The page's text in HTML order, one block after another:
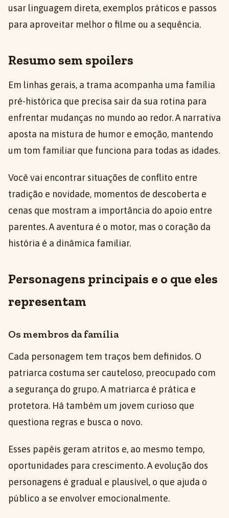
usar linguagem direta, exemplos práticos e passos
para aproveitar melhor o filme ou a sequência.
Resumo sem spoilers
Em linhas gerais, a trama acompanha uma família
pré-histórica que precisa sair da sua rotina para
enfrentar mudanças no mundo ao redor. A narrativa
aposta na mistura de humor e emoção, mantendo
um tom familiar que funciona para todas as idades.
Você vai encontrar situações de conflito entre
tradição e novidade, momentos de descoberta e
cenas que mostram a importância do apoio entre
parentes. A aventura é o motor, mas o coração da
história é a dinâmica familiar.
Personagens principais e o que eles
representam
Os membros da família
Cada personagem tem traços bem definidos. O
patriarca costuma ser cauteloso, preocupado com
a segurança do grupo. A matriarca é prática e
protetora. Há também um jovem curioso que
questiona regras e busca o novo.
Esses papéis geram atritos e, ao mesmo tempo,
oportunidades para crescimento. A evolução dos
personagens é gradual e plausível, o que ajuda o
público a se envolver emocionalmente.